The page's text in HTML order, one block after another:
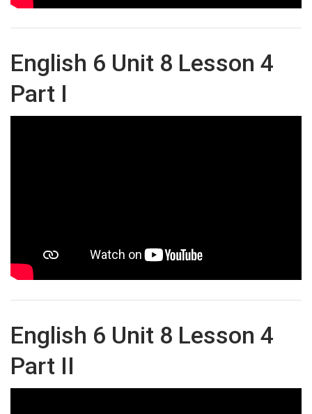
English 6 Unit 8 Lesson 4
Part I
English 6 Unit 8 Lesson 4
Part II